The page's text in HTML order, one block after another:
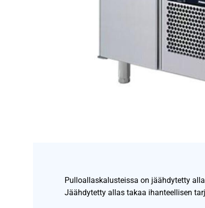
Pulloallaskalusteissa on jäähdytetty
Jäähdytetty allas takaa ihanteellisen